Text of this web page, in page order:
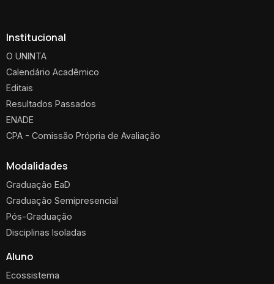
Institucional
O UNINTA
Calendário Acadêmico
Editais
Resultados Passados
ENADE
CPA - Comissão Própria de Avaliação
Modalidades
Graduação EaD
Graduação Semipresencial
Pós-Graduação
Disciplinas Isoladas
Aluno
Ecossistema